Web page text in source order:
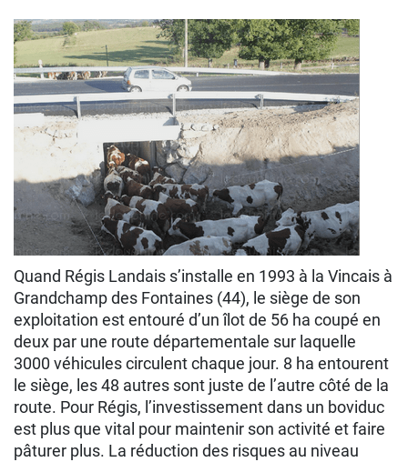
Quand Régis Landais s’installe en 1993 à la Vincais à
Grandchamp des Fontaines (44), le siège de son
exploitation est entouré d’un îlot de 56 ha coupé en
deux par une route départementale sur laquelle
3000 véhicules circulent chaque jour. 8 ha entourent
le siège, les 48 autres sont juste de l’autre côté de la
route. Pour Régis, l’investissement dans un boviduc
est plus que vital pour maintenir son activité et faire
pâturer plus. La réduction des risques au niveau